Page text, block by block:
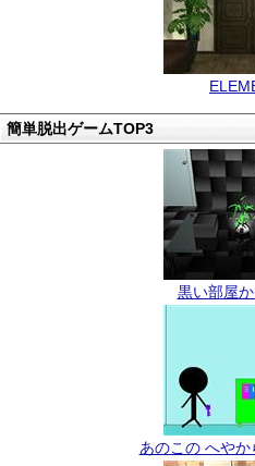
簡単脱出ゲームTOP3
黒い部屋
あのこの へやか